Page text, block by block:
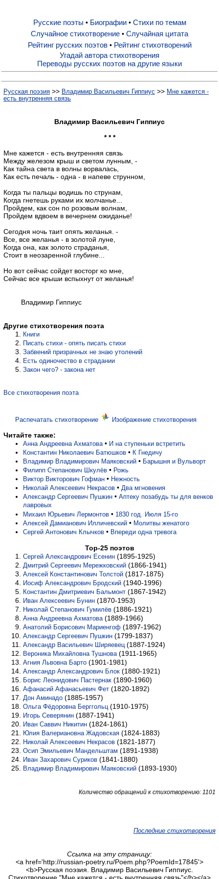
Русские поэты
Биографии
Стихи по темам
Рейтинг русских поэтов
Рейтинг стихотворений
Русские поэты • Биографии• Стихи по темам
Случайное стихотворение • Случайная цитата
Рейтинг русских поэтов• Рейтинг стихотворений
Угадай автора стихотворения
Переводы русских поэтов на другие языки
Русская поэзия >> Владимир Васильевич Гиппиус >> Мне кажется -
есть внутренняя связь
Владимир Васильевич Гиппиус
* * *
Мне кажется - есть внутренняя связь
Между железом крыш и светом лунным, -
Как тайна света в волны ворвалась,
Как есть печаль - одна - в напеве струнном,
Когда ты пальцы водишь по струнам,
Когда гнетешь руками их молчанье...
Пройдем, как сон по розовым волнам,
Пройдем вдвоем в вечернем ожиданье!
Сегодня ночь таит опять желанья. -
Все, все желанья - в золотой луне,
Когда она, как золото страданья,
Стоит в неозаренной глубине...
Но вот сейчас сойдет восторг ко мне,
Сейчас все крыши вспыхнут от желанья!
Владимир Гиппиус
Другие стихотворения поэта
Книги
Писать стихи - опять писать стихи
Забвений призрачных не знаю утолений
Есть одиночество в страдании
Закон чего? - закона нет
Все стихотворения поэта
Распечатать стихотворение Изображение стихотворения
Читайте также:
Анна Андреевна Ахматова • И на ступеньки встретить
Константин Николаевич Батюшков • К Гнедичу
Владимир Владимирович Маяковский • Барышня и Вульворт
Филипп Степанович Шкулёв • Рожь
Виктор Викторович Гофман • Нежность
Николай Алексеевич Некрасов • Два мгновения
Александр Сергеевич Пушкин • Аптеку позабудь ты для венков
лавровых
Михаил Юрьевич Лермонтов • 1830 год. Июля 15-го
Алексей Дамианович Илличевский • Молитвы женатого
Сергей Антонович Клычков • Впереди одна тревога
Top-25 поэтов
Сергей Александрович Есенин (1895-1925)
Дмитрий Сергеевич Мережковский (1866-1941)
Алексей Константинович Толстой (1817-1875)
Иосиф Александрович Бродский (1940-1996)
Константин Дмитриевич Бальмонт (1867-1942)
Иван Алексеевич Бунин (1870-1953)
Николай Степанович Гумилёв (1886-1921)
Анна Андреевна Ахматова (1889-1966)
Анатолий Борисович Мариенгоф (1897-1962)
Александр Сергеевич Пушкин (1799-1837)
Александр Васильевич Ширяевец (1887-1924)
Вероника Михайловна Тушнова (1911-1965)
Агния Львовна Барто (1901-1981)
Александр Александрович Блок (1880-1921)
Борис Леонидович Пастернак (1890-1960)
Афанасий Афанасьевич Фет (1820-1892)
Дон Аминадо (1885-1957)
Ольга Фёдоровна Берггольц (1910-1975)
Игорь Северянин (1887-1941)
Иван Саввич Никитин (1824-1861)
Юлия Валериановна Жадовская (1824-1883)
Николай Алексеевич Некрасов (1821-1877)
Осип Эмильевич Мандельштам (1891-1938)
Иван Захарович Суриков (1841-1880)
Владимир Владимирович Маяковский (1893-1930)
Количество обращений к стихотворению: 1101
Последние стихотворения
Ссылка на эту страницу:
<a href='http://russian-poetry.ru/Poem.php?PoemId=17845'>
<b>Русская поэзия. Владимир Васильевич Гиппиус.